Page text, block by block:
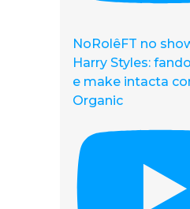
NoRolêFT no
Harry Styles:
e make intacta
Organic